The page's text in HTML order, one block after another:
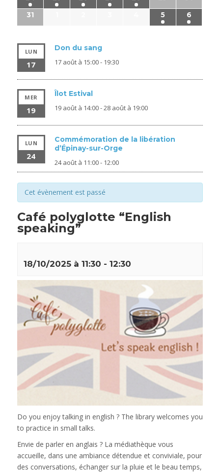
31
5 6
LUN
17
Don du sang
17 août à 15:00- 19:30
MER
19
Îlot Estival
19 août à 14:00-28 août à 19:00
LUN
24
Commémoration de la libération
d’Épinay-sur-Orge
24 août à 11:00- 12:00
Cet évènement est passé
Café polyglotte “English
speaking”
18/10/2025 à 11:30 - 12:30
Do you enjoy talking in english ? The library welcomes you
to practice in small talks.
Envie de parler en anglais ? La médiathèque vous
accueille, dans une ambiance détendue et conviviale, pour
des conversations, échanger sur la pluie et le beau temps,